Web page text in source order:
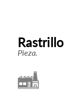
Rastrillo
Pieza.